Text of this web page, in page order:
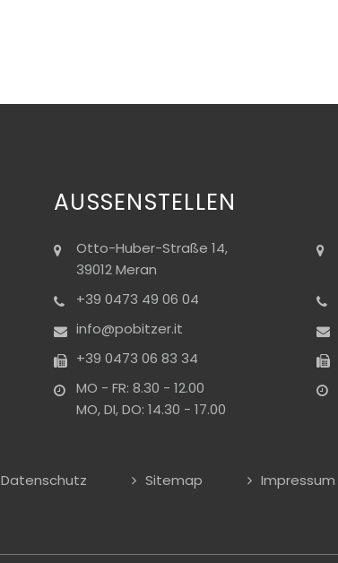
AUSSENSTELLEN
Otto-Huber-Straße 14,
39012 Meran
+39 0473 49 06 04
info@pobitzer.it
+39 0473 06 83 34
MO - FR: 8.30 - 12.00
MO, DI, DO: 14.30 - 17.00
Datenschutz Sitemap Impressum